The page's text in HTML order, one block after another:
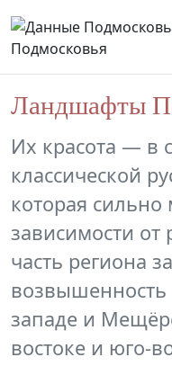
Подмосковья
Ландшафты
Их красота — в
классической
которая сильно
зависимости
часть региона
возвышенность
западе и
востоке и юго-